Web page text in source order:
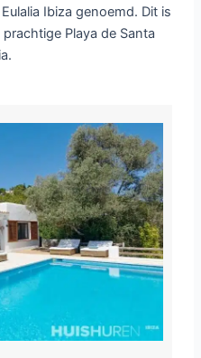
Ibiza genoemd. Dit is
Playa de Santa